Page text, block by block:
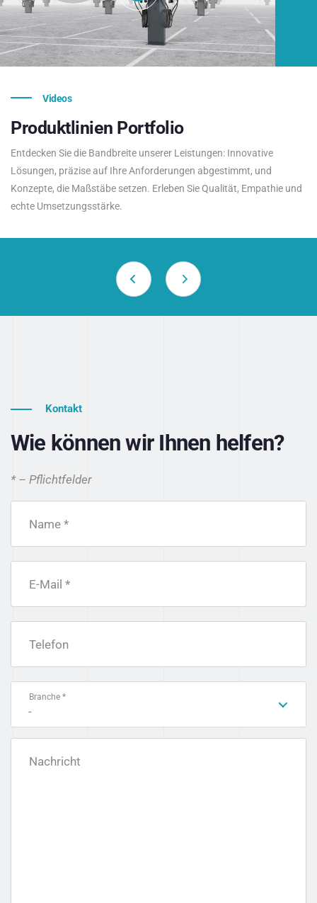
Videos
Produktlinien Portfolio
Entdecken Sie die Bandbreite unserer Leistungen: Innovative
Lösungen, präzise auf Ihre Anforderungen abgestimmt, und
Konzepte, die Maßstäbe setzen. Erleben Sie Qualität, Empathie und
echte Umsetzungsstärke.
Kontakt
Wie können wir Ihnen helfen?
* – Pflichtfelder
Name *
E-Mail *
Telefon
Branche *
-
Nachricht